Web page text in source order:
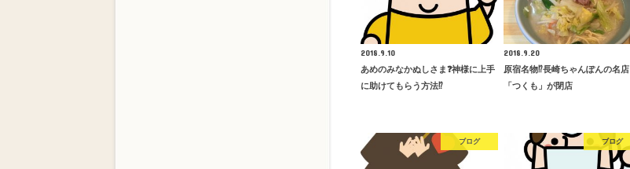
2018.9.10
あめのみなかぬしさま❓神様に上手
に助けてもらう方法⁉️
2018.9.20
原宿名物⁉️長崎ちゃんぽんの名店
「つくも」が閉店
ブログ ブログ